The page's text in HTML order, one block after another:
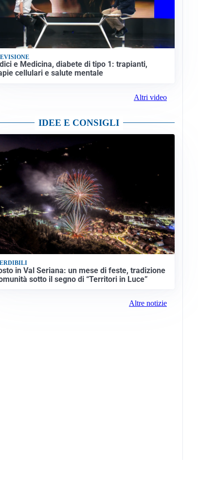
e Medicina, diabete di tipo 1: trapianti,
cellulari e salute mentale
Altri video
IDEE E CONSIGLI
in Val Seriana: un mese di feste, tradizione
sotto il segno di “Territori in Luce”
Altre notizie